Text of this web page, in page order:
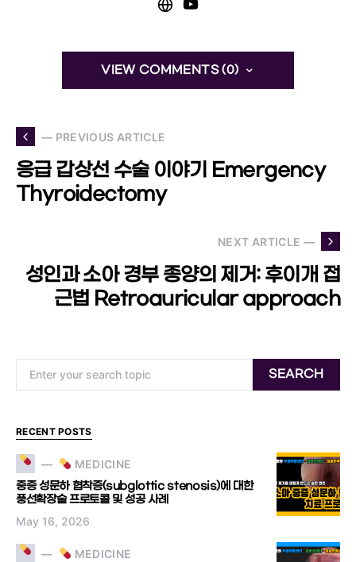
VIEW COMMENTS (0)
— PREVIOUS ARTICLE
응급 갑상선 수술 이야기 Emergency
Thyroidectomy
NEXT ARTICLE —
성인과 소아 경부 종양의 제거: 후이개 접
근법 Retroauricular approach
SEARCH
RECENT POSTS
MEDICINE
중증 성문하 협착증(subglottic stenosis)에 대한
풍선확장술 프로토콜 및 성공 사례
May 16, 2026
MEDICINE